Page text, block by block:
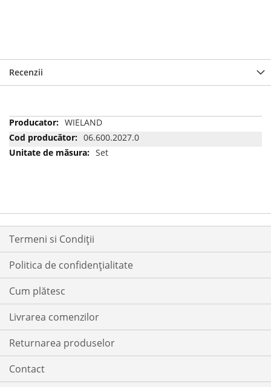
Recenzii
Mai
multe
informatii
WIELAND
06.600.2027.0
Set
Termeni si Condiții
Politica de confidențialitate
Cum plătesc
Livrarea comenzilor
Returnarea produselor
Contact